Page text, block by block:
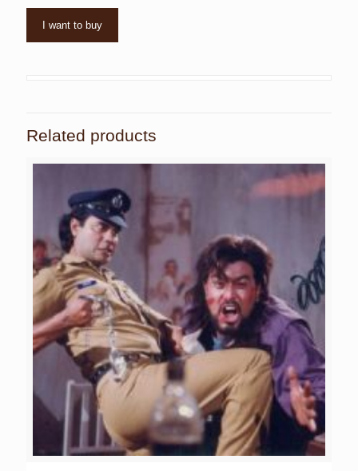
I want to buy
Related products